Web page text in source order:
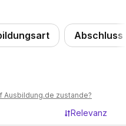
Abschluss
Ausbildung.de zustande?
Relevanz